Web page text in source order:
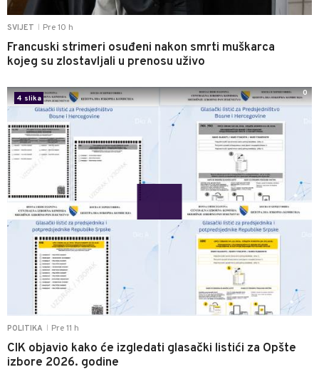
SVIJET Pre 10 h
Francuski strimeri osuđeni nakon smrti muškarca
kojeg su zlostavljali u prenosu uživo
POLITIKA Pre 11 h
CIK objavio kako će izgledati glasački listići za Opšte
izbore 2026. godine
4 slika
0